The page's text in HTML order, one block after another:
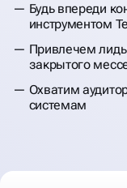
Будь впереди
инструментом
Привлечем
закрытого
Охватим
системам